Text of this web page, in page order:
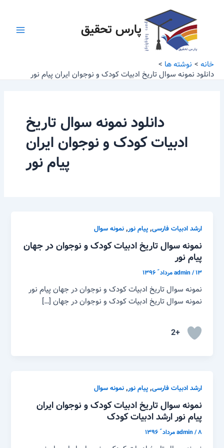
پارس تحقیق
خانه
نوشته ها
دانلود نمونه سوال تاریخ ادبیات کودک و نوجوان ایران پیام نور
دانلود نمونه سوال تاریخ
ادبیات کودک و نوجوان ایران
پیام نور
ارشد ادبیات فارسی,پیام نور,نمونه سوال
نمونه سوال تاریخ ادبیات کودک و نوجوان در جهان
پیام نور
admin/۱۳ مرداد ّ ۱۳۹۶
نمونه سوال تاریخ ادبیات کودک و نوجوان در جهان پیام نور
نمونه سوال تاریخ ادبیات کودک و نوجوان در جهان […]
+2
ارشد ادبیات فارسی,پیام نور,نمونه سوال
نمونه سوال تاریخ ادبیات کودک و نوجوان ایران
پیام نور ارشد ادبیات کودک
admin/۸ مرداد ّ ۱۳۹۶